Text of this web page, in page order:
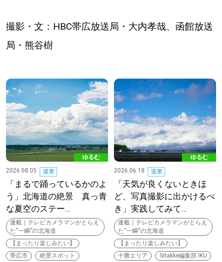
道東
道央
KEYWORD キーワード
Sitakke編集部あい
【いろんな価値観や生き方に触れたい】
Sitakke編集部 IKU 【まったり楽しみたい】
【暮らしの知恵を身につけたい】 札幌市
撮影・文：HBC帯広放送局・大内孝哉、函館放送
局・熊谷樹
ゆるむ
2026.08.05
道東
「まるで踊っているかのよ
う」北海道の絶景 真っ青
な夏空のステー…
連載｜テレビカメラマンがとらえ
た“一瞬”の北海道
【まったり楽しみたい】
帯広市
絶景スポット
ゆるむ
2026.06.18
道東
「天気が良くないときほ
ど、写真撮影に出かけるべ
き」実践してみて…
連載｜テレビカメラマンがとらえ
た“一瞬”の北海道
【まったり楽しみたい】
十勝エリア
Sitakke編集部 IKU